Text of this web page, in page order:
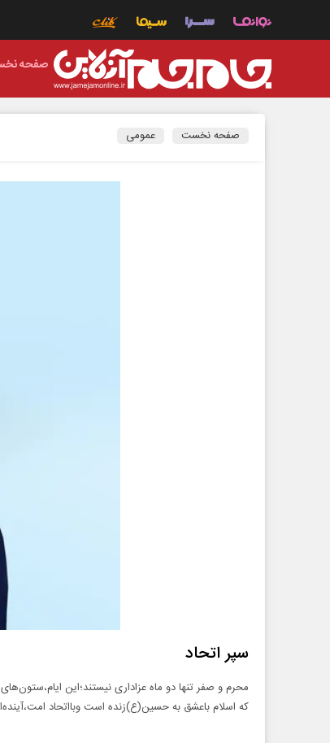
صفحه
صفحه نخست عمومی
سپر اتحاد
محرم و صفر تنها دو ماه عزاداری نیستند؛این
که اسلام باعشق به حسین(ع)زنده است وبااتحاد